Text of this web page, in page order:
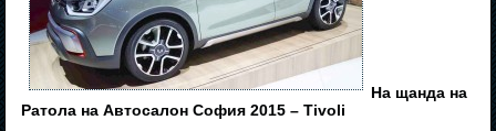
На щанда на
Ратола на Автосалон София 2015 – Tivoli